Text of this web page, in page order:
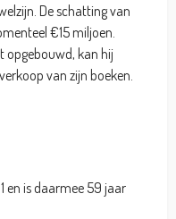
De schatting van
€15 miljoen.
opgebouwd, kan hij
van zijn boeken.
en is daarmee 59 jaar